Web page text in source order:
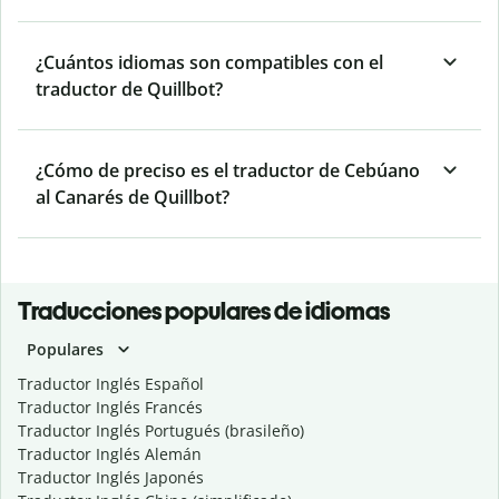
¿Cuántos idiomas son compatibles con el
traductor de Quillbot?
¿Cómo de preciso es el traductor de Cebúano
al Canarés de Quillbot?
Traducciones populares de idiomas
Populares
Traductor Inglés Español
Traductor Inglés Francés
Traductor Inglés Portugués (brasileño)
Traductor Inglés Alemán
Traductor Inglés Japonés